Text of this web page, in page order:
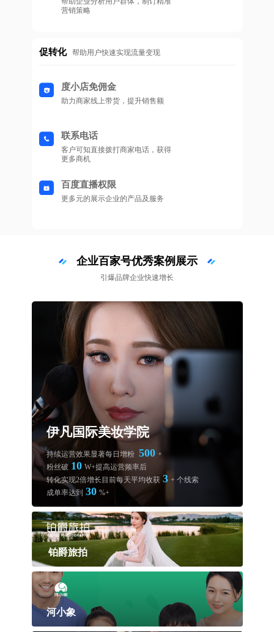
营销策略
促转化 帮助用户快速实现流量变现
度小店免佣金
助力商家线上带货，提升销售额
联系电话
客户可知直接拨打商家电话，获得
更多商机
百度直播权限
更多元的展示企业的产品及服务
企业百家号优秀案例展示
引爆品牌企业快速增长
伊凡国际美妆学院
持续运营效果显著每日增粉 500 +
粉丝破 10 W+提高运营频率后
转化实现2倍增长目前每天平均收获 3 + 个线索
成单率达到 30 %+
铂爵旅拍
铂爵旅拍
精细运营企业百家号1个月快速涨粉，粉丝破
！
爆款小视频频出，探店直播热度居高不下
通过企业百家号的转化能力每周收获 百余 条线索！
河小象